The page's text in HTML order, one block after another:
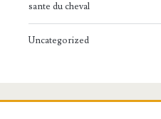
sante du cheval
Uncategorized